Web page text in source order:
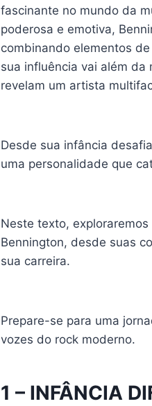
fascinante no mundo da
poderosa e emotiva,
combinando elementos
sua influência vai além da
revelam um artista
Desde sua infância
uma personalidade que
Neste texto,
Bennington, desde suas
sua carreira.
Prepare-se para uma
vozes do rock moderno.
1 – INFÂNCIA